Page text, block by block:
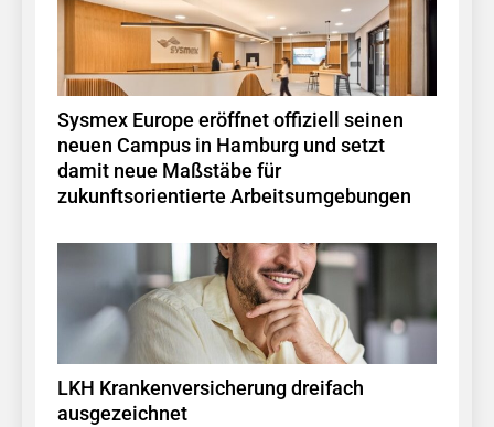
Sysmex Europe eröffnet offiziell seinen
neuen Campus in Hamburg und setzt
damit neue Maßstäbe für
zukunftsorientierte Arbeitsumgebungen
LKH Krankenversicherung dreifach
ausgezeichnet